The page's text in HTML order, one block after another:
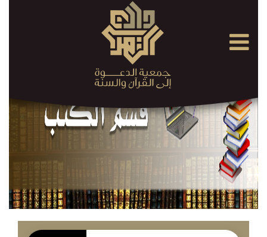
الدروس
والمحاضرات
المسموعة
الدروس
والمحاضرات